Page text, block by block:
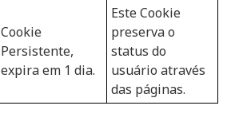
Cookie
Persistente,
expira em 1 dia.
Este Cookie
preserva o
status do
usuário através
das páginas.